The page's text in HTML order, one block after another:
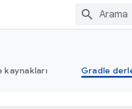
kaynakları Gradle